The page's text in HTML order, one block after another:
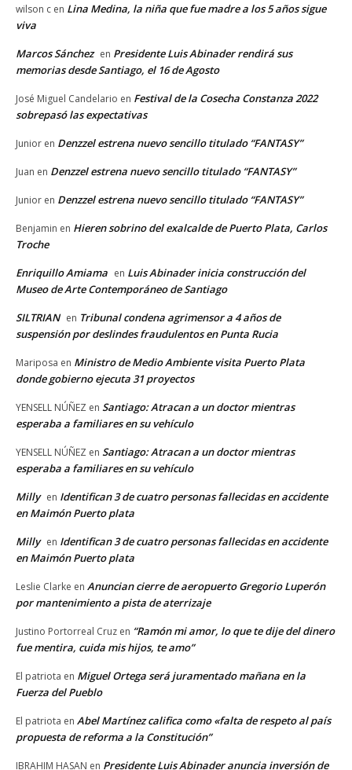
wilson c en Lina Medina, la niña que fue madre a los 5 años sigue
viva
Marcos Sánchez en Presidente Luis Abinader rendirá sus
memorias desde Santiago, el 16 de Agosto
José Miguel Candelario en Festival de la Cosecha Constanza 2022
sobrepasó las expectativas
Junior en Denzzel estrena nuevo sencillo titulado “FANTASY”
Juan en Denzzel estrena nuevo sencillo titulado “FANTASY”
Junior en Denzzel estrena nuevo sencillo titulado “FANTASY”
Benjamin en Hieren sobrino del exalcalde de Puerto Plata, Carlos
Troche
Enriquillo Amiama en Luis Abinader inicia construcción del
Museo de Arte Contemporáneo de Santiago
SILTRIAN en Tribunal condena agrimensor a 4 años de
suspensión por deslindes fraudulentos en Punta Rucia
Mariposa en Ministro de Medio Ambiente visita Puerto Plata
donde gobierno ejecuta 31 proyectos
YENSELL NÚÑEZ en Santiago: Atracan a un doctor mientras
esperaba a familiares en su vehículo
YENSELL NÚÑEZ en Santiago: Atracan a un doctor mientras
esperaba a familiares en su vehículo
Milly en Identifican 3 de cuatro personas fallecidas en accidente
en Maimón Puerto plata
Milly en Identifican 3 de cuatro personas fallecidas en accidente
en Maimón Puerto plata
Leslie Clarke en Anuncian cierre de aeropuerto Gregorio Luperón
por mantenimiento a pista de aterrizaje
Justino Portorreal Cruz en “Ramón mi amor, lo que te dije del dinero
fue mentira, cuida mis hijos, te amo”
El patriota en Miguel Ortega será juramentado mañana en la
Fuerza del Pueblo
El patriota en Abel Martínez califica como «falta de respeto al país
propuesta de reforma a la Constitución”
IBRAHIM HASAN en Presidente Luis Abinader anuncia inversión de